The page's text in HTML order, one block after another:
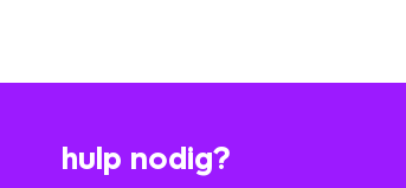
hulp nodig?